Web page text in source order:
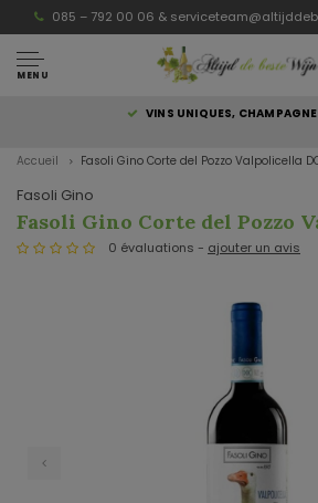
085 – 792 00 06 &
MENU
VINS UNIQUES, CHAMPAGNE
Accueil Fasoli Gino Corte del Pozzo Valpolicella
Fasoli Gino
Fasoli Gino Corte del Pozzo
0 évaluations - ajouter un avis